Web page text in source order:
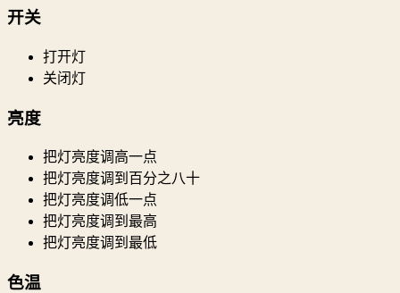
开关
打开灯
关闭灯
亮度
把灯亮度调高一点
把灯亮度调到百分之八十
把灯亮度调低一点
把灯亮度调到最高
把灯亮度调到最低
色温